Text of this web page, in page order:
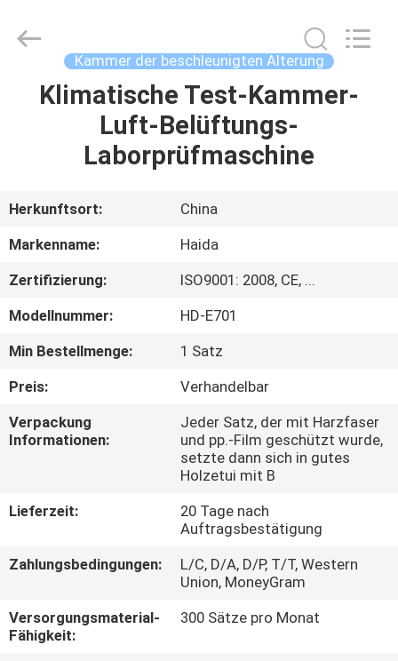
VIDEOS
VR-
SHOW
ÜBER
UNS
WERKSBESICHTIGUNG
QUALITÄTSKONTROLLE
KONTAKTIEREN
SIE
UNS
Ltd..
Kammer der beschleunigten Alterung
Klimatische Test-Kammer-
Luft-Belüftungs-
Laborprüfmaschine
Herkunftsort:
China
Markenname:
Haida
Zertifizierung:
ISO9001: 2008, CE, ...
Modellnummer:
HD-E701
Min Bestellmenge:
1 Satz
Preis:
Verhandelbar
Verpackung
Informationen:
Jeder Satz, der mit Harzfaser
und pp.-Film geschützt wurde,
setzte dann sich in gutes
Holzetui mit B
Lieferzeit:
20 Tage nach
Auftragsbestätigung
Zahlungsbedingungen:
L/C, D/A, D/P, T/T, Western
Union, MoneyGram
Versorgungsmaterial-
Fähigkeit:
300 Sätze pro Monat